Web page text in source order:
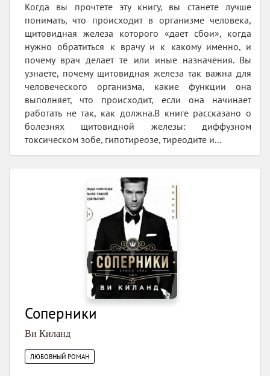
Когда вы прочтете эту книгу, вы станете лучше
понимать, что происходит в организме человека,
щитовидная железа которого «дает сбои», когда
нужно обратиться к врачу и к какому именно, и
почему врач делает те или иные назначения. Вы
узнаете, почему щитовидная железа так важна для
человеческого организма, какие функции она
выполняет, что происходит, если она начинает
работать не так, как должна.В книге рассказано о
болезнях щитовидной железы: диффузном
токсическом зобе, гипотиреозе, тиреодите и...
Соперники
Ви Киланд
ЛЮБОВНЫЙ РОМАН